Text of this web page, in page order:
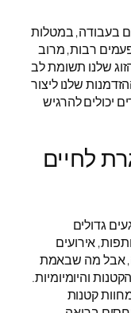
בעבודה, במטלות
רבות, מרוב
שלנו תשומת לב
שלנו ליצור
יכולים להרגיש
לחיים
גדולים
אירועים
אבל מה שבאמת
והיומיומיות.
קטנות